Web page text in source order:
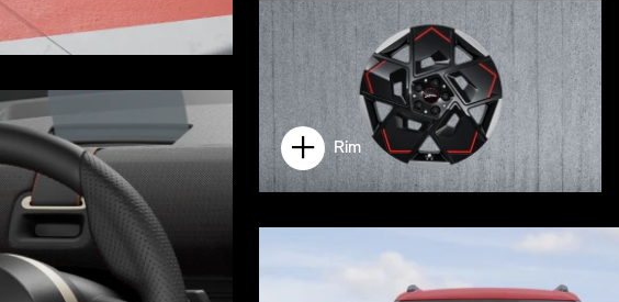
Rim